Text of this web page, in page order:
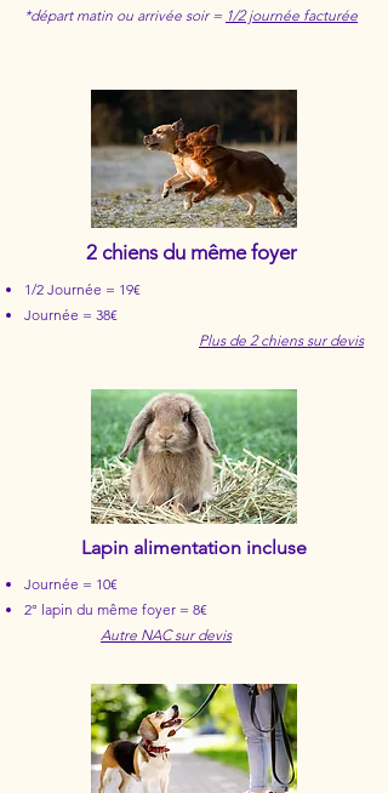
*départ matin ou arrivée soir = 1/2 journée facturée
2 chiens du même foyer
1/2 Journée = 19€
​Journée = 38€
Plus de 2 chiens sur devis
Lapin alimentation incluse
Journée = 10€
2° lapin du même foyer = 8€
Autre NAC sur devis